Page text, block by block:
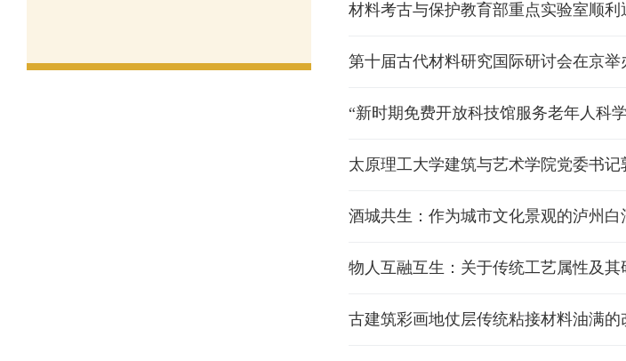
材料考古与保护教育部重点实验室顺利
第十届古代材料研究国际研讨会在京举
“新时期免费开放科技馆服务老年人科
太原理工大学建筑与艺术学院党委书
酒城共生：作为城市文化景观的泸州白
物人互融互生：关于传统工艺属性及其
古建筑彩画地仗层传统粘接材料油满